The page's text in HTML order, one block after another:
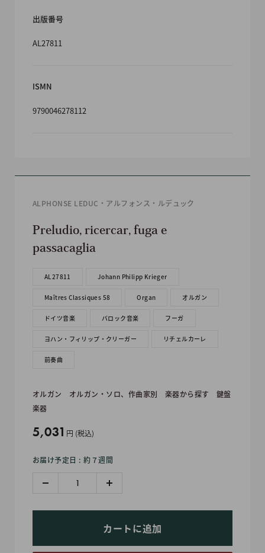
出版番号
AL27811
ISMN
9790046278112
ALPHONSE LEDUC・アルフォンス・ルデュック
Preludio, ricercar, fuga e
passacaglia
AL27811 Johann Philipp Krieger
Maîtres Classiques 58 Organ オルガン
ドイツ音楽 バロック音楽 フーガ
ヨハン・フィリップ・クリーガー リチェルカーレ
前奏曲
オルガン オルガン・ソロ、作曲家別 楽器から探す
鍵盤
楽器
販
価
格
5,031 円 (税込)
お届け予定日 : 約７週間
カートに追加